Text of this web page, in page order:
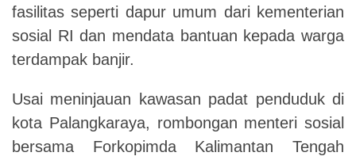
fasilitas seperti dapur umum dari kementerian
sosial RI dan mendata bantuan kepada warga
terdampak banjir.
Usai meninjauan kawasan padat penduduk di
kota Palangkaraya, rombongan menteri sosial
bersama Forkopimda Kalimantan Tengah